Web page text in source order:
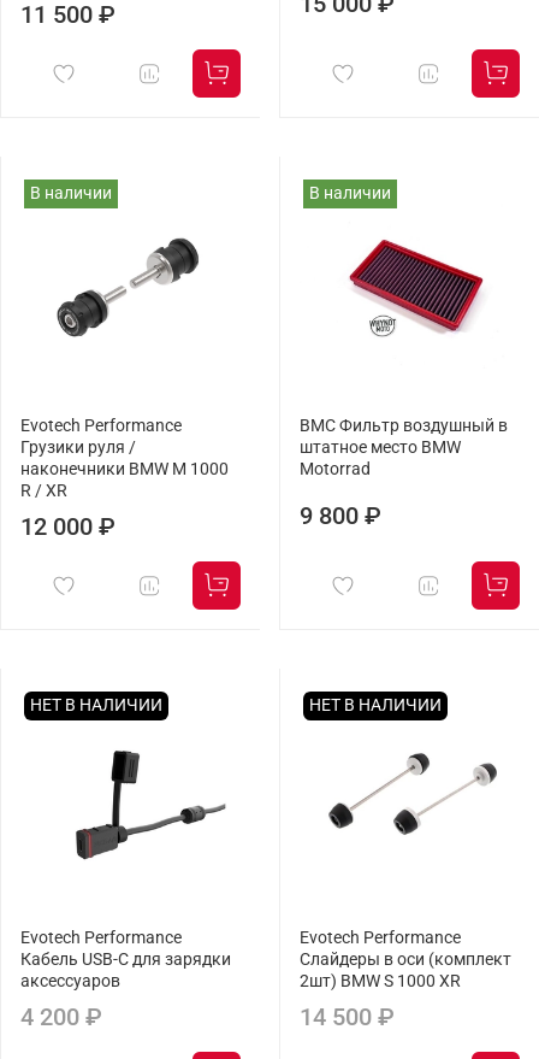
11 500 ₽
В наличии
Evotech Performance
Грузики руля /
наконечники BMW M 1000
R / XR
12 000 ₽
В наличии
BMC Фильтр воздушный в
штатное место BMW
Motorrad
9 800 ₽
НЕТ В НАЛИЧИИ
Evotech Performance
Кабель USB-C для зарядки
аксессуаров
4 200 ₽
НЕТ В НАЛИЧИИ
Evotech Performance
Слайдеры в оси (комплект
2шт) BMW S 1000 XR
14 500 ₽